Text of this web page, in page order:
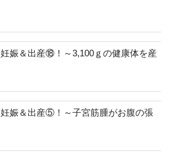
娠＆出産⑱！～3,100ｇの健康体を産
娠＆出産⑤！～子宮筋腫がお腹の張